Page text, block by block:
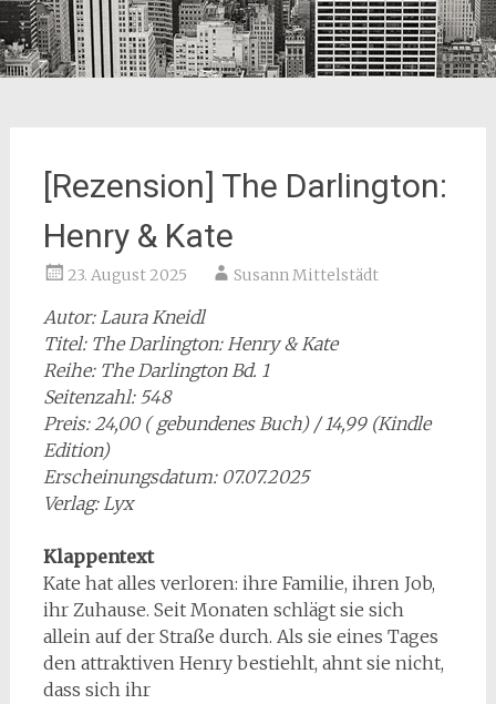
[Rezension] The Darlington:
Henry & Kate
23. August 2025 Susann Mittelstädt
Autor: Laura Kneidl
Titel: The Darlington: Henry & Kate
Reihe: The Darlington Bd. 1
Seitenzahl: 548
Preis: 24,00 ( gebundenes Buch) / 14,99 (Kindle
Edition)
Erscheinungsdatum: 07.07.2025
Verlag: Lyx
Klappentext
Kate hat alles verloren: ihre Familie, ihren Job,
ihr Zuhause. Seit Monaten schlägt sie sich
allein auf der Straße durch. Als sie eines Tages
den attraktiven Henry bestiehlt, ahnt sie nicht,
dass sich ihr